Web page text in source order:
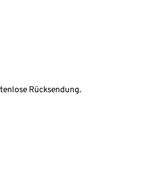
Rücksendung.